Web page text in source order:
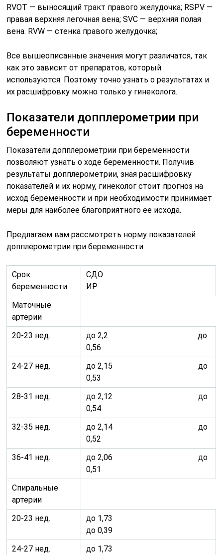
RVOT — выносящий тракт правого желудочка; RSPV —
правая верхняя легочная вена; SVC — верхняя полая
вена. RVW — стенка правого желудочка;
Все вышеописанные значения могут различатся, так
как это зависит от препаратов, который
используются. Поэтому точно узнать о результатах и
их расшифровку можно только у гинеколога.
Показатели допплерометрии при
беременности
Показатели допплерометрии при беременности
позволяют узнать о ходе беременности. Получив
результаты допплерометрии, зная расшифровку
показателей и их норму, гинеколог стоит прогноз на
исход беременности и при необходимости принимает
меры для наиболее благоприятного ее исхода.
Предлагаем вам рассмотреть норму показателей
допплерометрии при беременности.
Срок
беременности
СДО
ИР
Маточные
артерии
20-23 нед.
до 2,2 до
0,56
24-27 нед.
до 2,15 до
0,53
28-31 нед.
до 2,12 до
0,54
32-35 нед.
до 2,14 до
0,52
36-41 нед.
до 2,06 до
0,51
Спиральные
артерии
20-23 нед.
до 1,73
до 0,39
24-27 нед.
до 1,73